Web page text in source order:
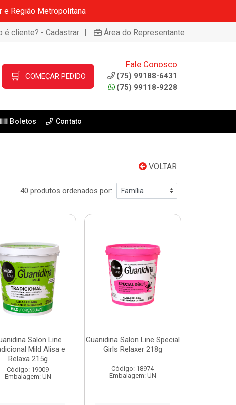
e Região Metropolitana
é cliente? - Cadastrar | Área do Representante
🛒 COMEÇAR PEDIDO
Fale Conosco
(75) 99188-6431
(75) 99118-9228
Boletos Contato
VOLTAR
40 produtos ordenados por:
Salon Line
Mild Alisa e
Relaxa 215g
Código: 19009
Embalagem: UN
Guanidina Salon Line Special
Girls Relaxer 218g
Código: 18974
Embalagem: UN